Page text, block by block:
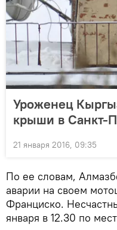
Уроженец
крыши в Санкт-
21 января 2016, 09:35
По ее словам,
аварии на своем
Франциско.
января в 12.30 по